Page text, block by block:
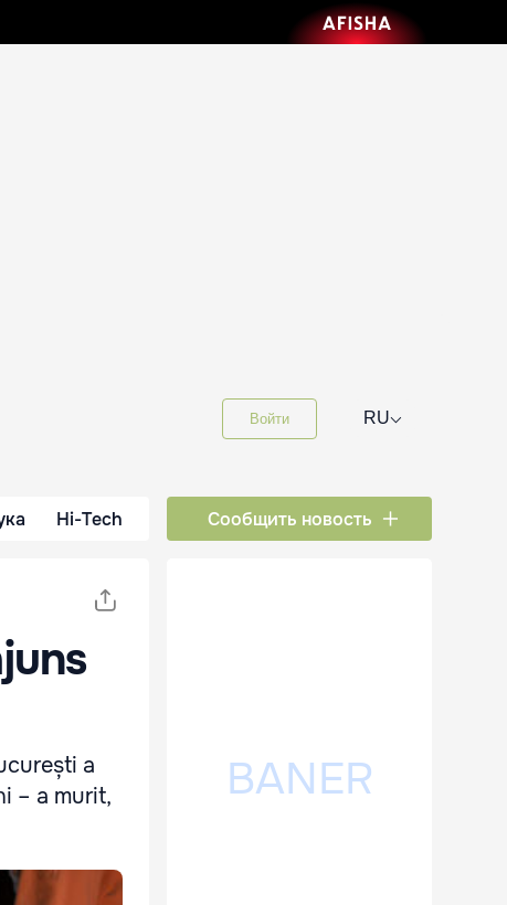
Войти RU⌵
Hi-Tech Сообщить новость
a
– a murit,